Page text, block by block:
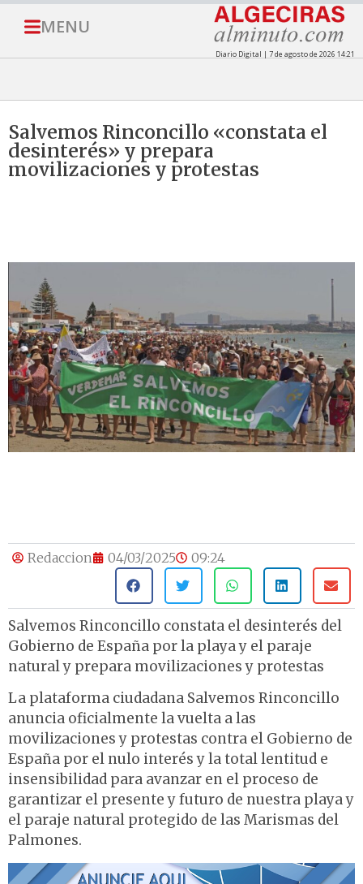
MENU
Diario Digital | 7 de agosto de 2026 14:21
Salvemos Rinconcillo «constata el
desinterés» y prepara
movilizaciones y protestas
Redaccion 04/03/2025 09:24
Salvemos Rinconcillo constata el desinterés del
Gobierno de España por la playa y el paraje
natural y prepara movilizaciones y protestas
La plataforma ciudadana Salvemos Rinconcillo
anuncia oficialmente la vuelta a las
movilizaciones y protestas contra el Gobierno de
España por el nulo interés y la total lentitud e
insensibilidad para avanzar en el proceso de
garantizar el presente y futuro de nuestra playa y
el paraje natural protegido de las Marismas del
Palmones.